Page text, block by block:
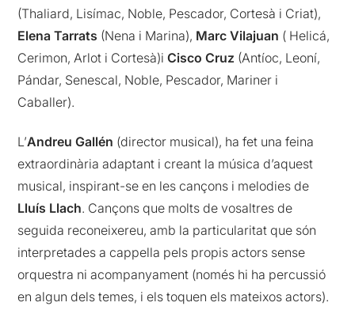
(Thaliard, Lisímac, Noble, Pescador, Cortesà i Criat),
Elena Tarrats (Nena i Marina), Marc Vilajuan ( Helicá,
Cerimon, Arlot i Cortesà)iCisco Cruz (Antíoc, Leoní,
Pándar, Senescal, Noble, Pescador, Mariner i
Caballer).
L’Andreu Gallén (director musical), ha fet una feina
extraordinària adaptant i creant la música d’aquest
musical, inspirant-se en les cançons i melodies de
Lluís Llach. Cançons que molts de vosaltres de
seguida reconeixereu, amb la particularitat que són
interpretades a cappella pels propis actors sense
orquestra ni acompanyament (només hi ha percussió
en algun dels temes, i els toquen els mateixos actors).